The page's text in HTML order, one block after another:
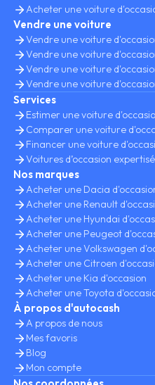
Acheter une voiture
Vendre une voiture
Vendre une voiture
Vendre une voiture
Vendre une voiture
Vendre une voiture
Services
Estimer une voiture
Comparer une voiture
Financer une voiture
Voitures d’occasion
Nos marques
Acheter une Dacia
Acheter une Renault
Acheter une Hyundai
Acheter une Peugeot
Acheter une Volkswagen
Acheter une Citroen
Acheter une Kia d'occasion
Acheter une Toyota
À propos d'autocash
A propos de nous
Mes favoris
Blog
Mon compte